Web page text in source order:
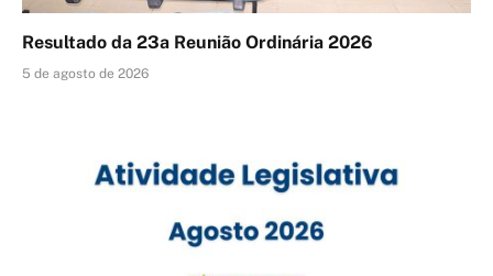
Resultado da 23a Reunião Ordinária 2026
5 de agosto de 2026